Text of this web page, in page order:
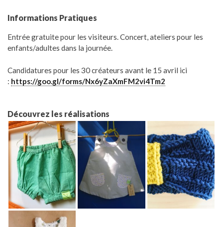
Informations Pratiques
Entrée gratuite pour les visiteurs. Concert, ateliers pour les
enfants/adultes dans la journée.
Candidatures pour les 30 créateurs avant le 15 avril ici
: https://goo.gl/forms/Nx6yZaXmFM2vi4Tm2
Découvrez les réalisations